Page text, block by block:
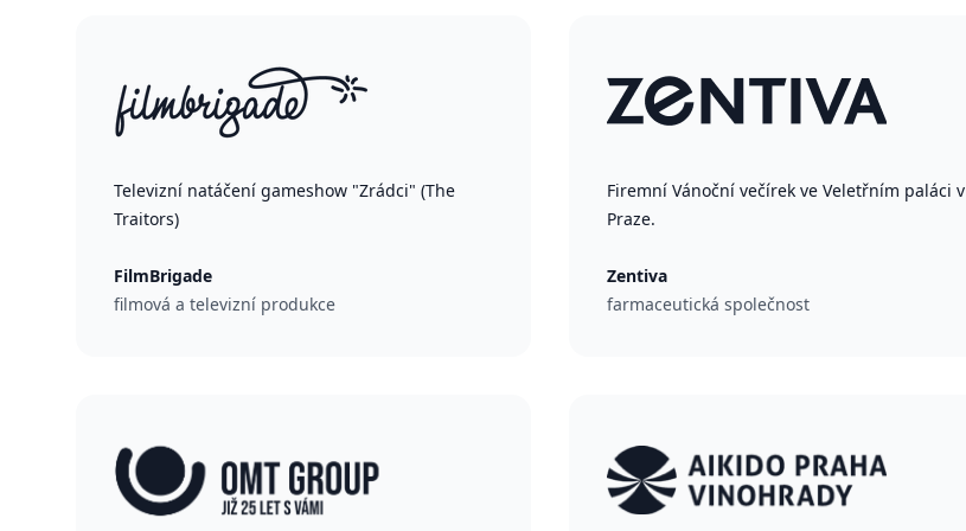
Televizní natáčení gameshow "Zrádci" (The
Traitors)
FilmBrigade
filmová a televizní produkce
Firemní Vánoční večírek ve Veletřním paláci v
Praze.
Zentiva
farmaceutická společnost